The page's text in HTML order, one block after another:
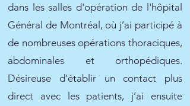
dans les salles d'opération de l'hôpital
Général de Montréal, où j’ai participé à
de nombreuses opérations thoraciques,
abdominales et orthopédiques.
Désireuse d’établir un contact plus
direct avec les patients, j’ai ensuite